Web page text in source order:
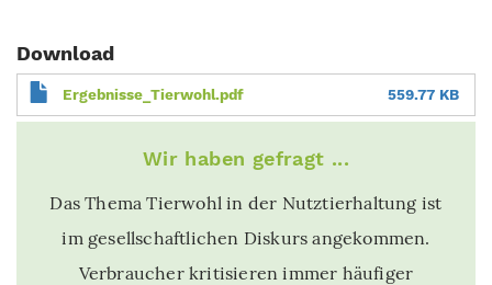
Download
Ergebnisse_Tierwohl.pdf 559.77 KB
Wir haben gefragt ...
Das Thema Tierwohl in der Nutztierhaltung ist
im gesellschaftlichen Diskurs angekommen.
Verbraucher kritisieren immer häufiger